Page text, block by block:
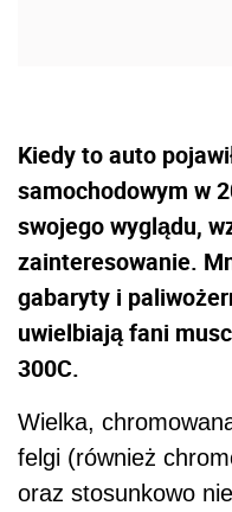
Kiedy to auto
samochodowym w
swojego wyglądu,
zainteresowanie.
gabaryty i
uwielbiają fani
300C.
Wielka,
felgi (również
oraz stosunkowo